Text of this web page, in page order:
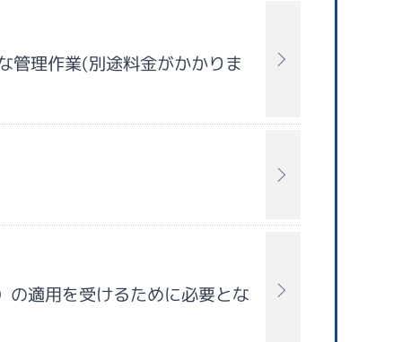
管理作業(別途料金がかかりま
適用を受けるために必要とな